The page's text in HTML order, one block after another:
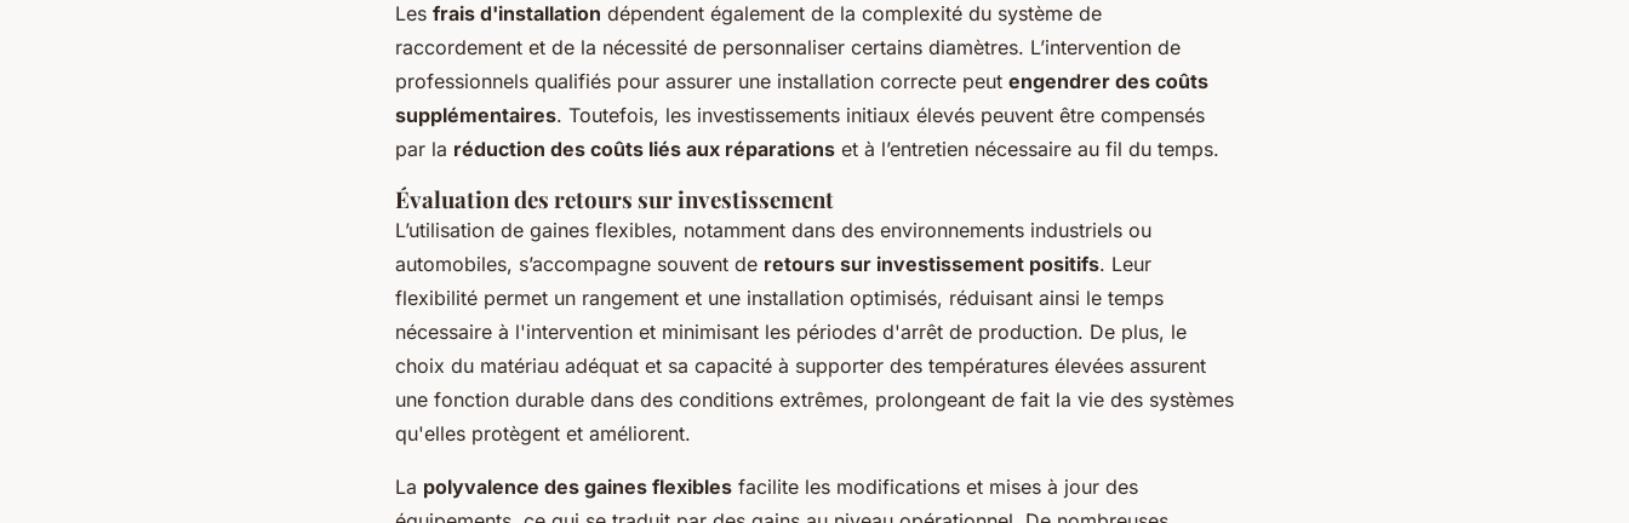
Les frais d'installation dépendent également de la complexité du système de
raccordement et de la nécessité de personnaliser certains diamètres. L’intervention de
professionnels qualifiés pour assurer une installation correcte peut engendrer des coûts
supplémentaires. Toutefois, les investissements initiaux élevés peuvent être compensés
par la réduction des coûts liés aux réparations et à l’entretien nécessaire au fil du temps.
Évaluation des retours sur investissement
L’utilisation de gaines flexibles, notamment dans des environnements industriels ou
automobiles, s’accompagne souvent de retours sur investissement positifs. Leur
flexibilité permet un rangement et une installation optimisés, réduisant ainsi le temps
nécessaire à l'intervention et minimisant les périodes d'arrêt de production. De plus, le
choix du matériau adéquat et sa capacité à supporter des températures élevées assurent
une fonction durable dans des conditions extrêmes, prolongeant de fait la vie des systèmes
qu'elles protègent et améliorent.
La polyvalence des gaines flexibles facilite les modifications et mises à jour des